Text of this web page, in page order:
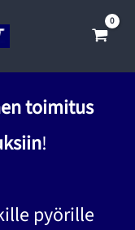
toimitus
!
pyörille